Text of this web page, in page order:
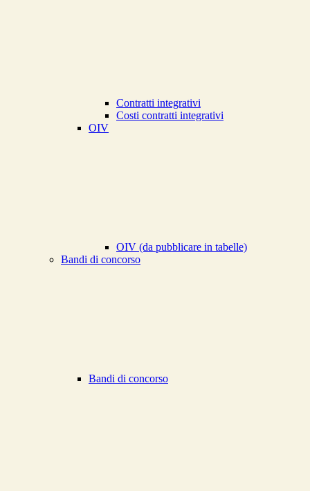
Contratti integrativi
Costi contratti integrativi
OIV
OIV (da pubblicare in tabelle)
Bandi di concorso
Bandi di concorso